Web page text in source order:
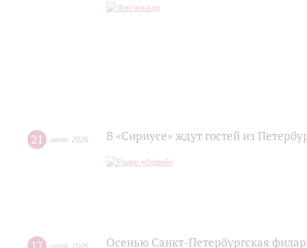
21 июля 2026 В «Сириусе» ждут гостей из
июля 2026
Осенью Санкт-Петербургская